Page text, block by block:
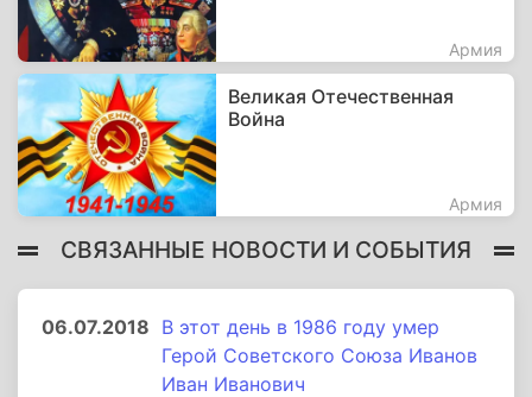
Армия
Великая Отечественная
Война
Армия
СВЯЗАННЫЕ НОВОСТИ И СОБЫТИЯ
06.07.2018 В этот день в 1986 году умер
Герой Советского Союза Иванов
Иван Иванович